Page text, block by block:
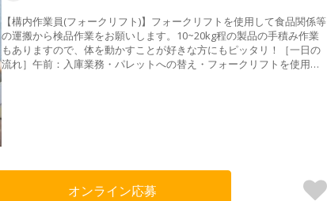
【構内作業員(フォークリフト)】フォークリフトを使用して食品関係等
の運搬から検品作業をお願いします。10~20kg程の製品の手積み作業
もありますので、体を動かすことが好きな方にもピッタリ！［一日の
流れ］午前：入庫業務・パレットへの替え・フォークリフトを使用し
ての格納▼午後：出庫業務・検品作業・出荷準備・ピッキング作業・
オンライン応募